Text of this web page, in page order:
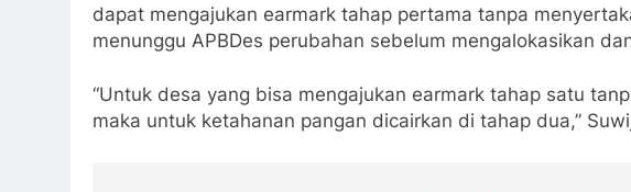
dapat mengajukan earmark tahap pertama tanpa
menunggu APBDes perubahan sebelum mengalokasikan
“Untuk desa yang bisa mengajukan earmark tahap satu
maka untuk ketahanan pangan dicairkan di tahap dua,”